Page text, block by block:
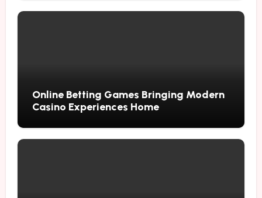
Online Betting Games Bringing Modern
Casino Experiences Home